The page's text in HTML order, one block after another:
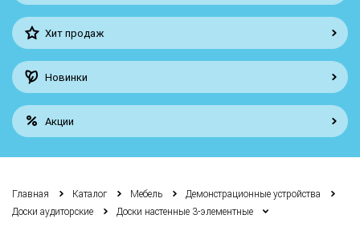
Хит продаж
Новинки
Акции
Главная Каталог Мебель
Демонстрационные устройства
Доски аудиторские
Доски настенные 3-элементные